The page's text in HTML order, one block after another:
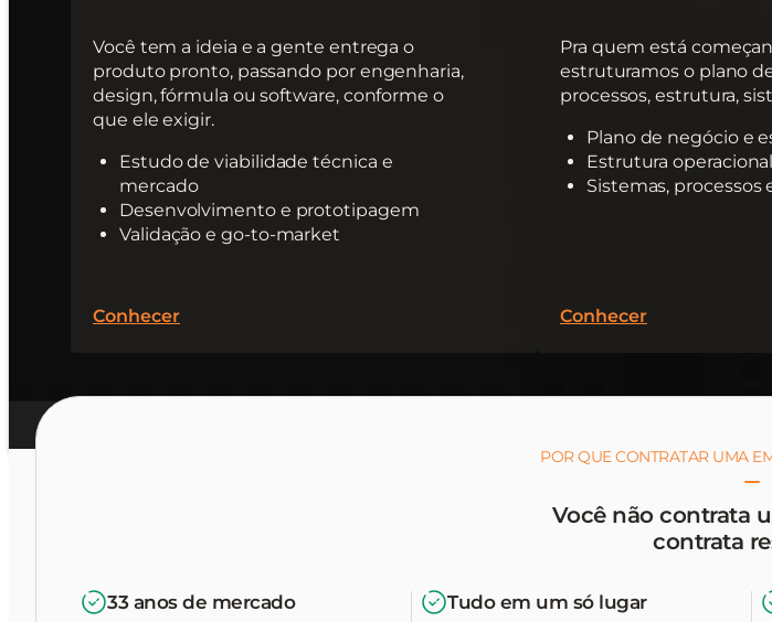
Você tem a ideia e a gente entrega o
produto pronto, passando por engenharia,
design, fórmula ou software, conforme o
que ele exigir.
Estudo de viabilidade técnica e
mercado
Desenvolvimento e prototipagem
Validação e go-to-market
Conhecer
Pra quem está
estruturamos o plano
processos, estrutura,
Plano de negócio e
Estrutura
Sistemas, processos
Conhecer
POR QUE CONTRATAR UMA
Você não contrata
contrata
33 anos de mercado Tudo em um só lugar